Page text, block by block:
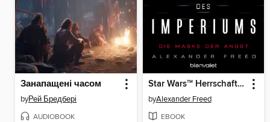
Занапащені часом
byРей Бредбері
AUDIOBOOK
Star WarsTMHerrschaft des Imperiums--Die Maske der Angst
byAlexander Freed
EBOOK